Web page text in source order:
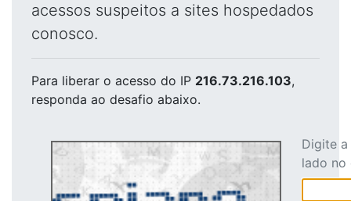
acessos suspeitos a sites hospedados
conosco.
Para liberar o acesso do IP 216.73.216.103,
responda ao desafio abaixo.
Digite
lado no